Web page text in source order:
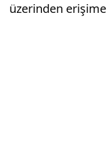
üzerinden erişime